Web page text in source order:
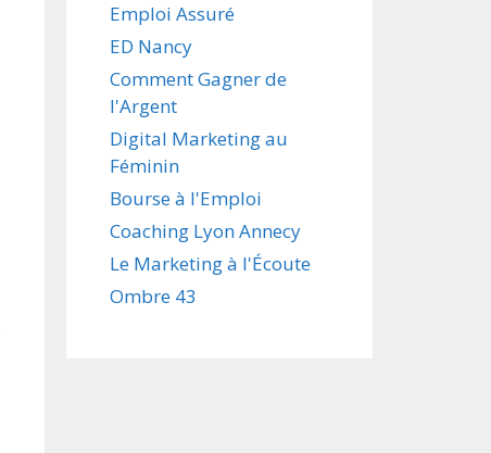
Emploi Assuré
ED Nancy
Comment Gagner de
l'Argent
Digital Marketing au
Féminin
Bourse à l'Emploi
Coaching Lyon Annecy
Le Marketing à l'Écoute
Ombre 43